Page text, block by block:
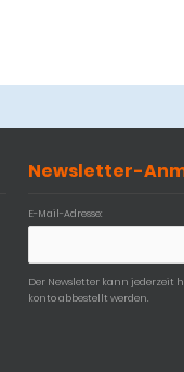
Newsletter-
E-Mail-Adresse:
Der Newsletter kann jederzeit
konto abbestellt werden.